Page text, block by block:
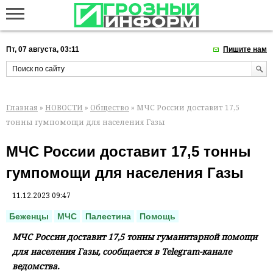
Пт, 07 августа, 03:11 Пишите нам
Главная » НОВОСТИ » Общество » МЧС России доставит 17,5
тонны гумпомощи для населения Газы
МЧС России доставит 17,5 тонны
гумпомощи для населения Газы
11.12.2023 09:47
Беженцы МЧС Палестина Помощь
МЧС России доставит 17,5 тонны гуманитарной помощи
для населения Газы, сообщается в Telegram-канале
ведомства.